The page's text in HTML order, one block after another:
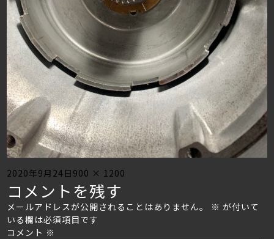
Posted
on
2020年9月24日 Full
size
900 × 1200
コメントを残す
メールアドレスが公開されることはありません。 ※ が付いて
いる欄は必須項目です
コメント ※